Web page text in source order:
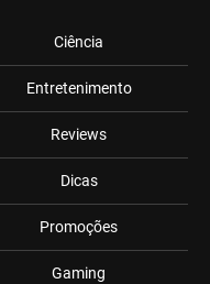
Ciência
Entretenimento
Reviews
Dicas
Promoções
Gaming